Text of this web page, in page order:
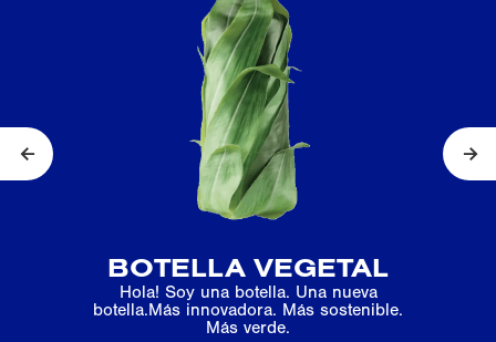
BOTELLA VEGETAL
Hola! Soy una botella. Una nueva
botella.Más innovadora. Más sostenible.
Más verde.
Anterior